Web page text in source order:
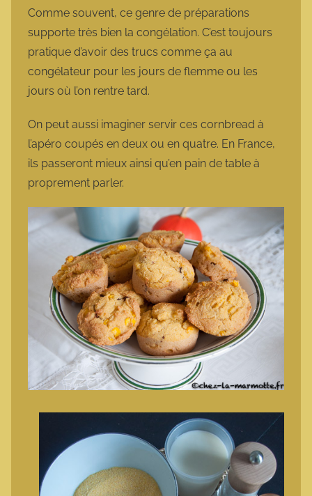
Comme souvent, ce genre de préparations
supporte très bien la congélation. C’est toujours
pratique d’avoir des trucs comme ça au
congélateur pour les jours de flemme ou les
jours où l’on rentre tard.
On peut aussi imaginer servir ces cornbread à
l’apéro coupés en deux ou en quatre. En France,
ils passeront mieux ainsi qu’en pain de table à
proprement parler.